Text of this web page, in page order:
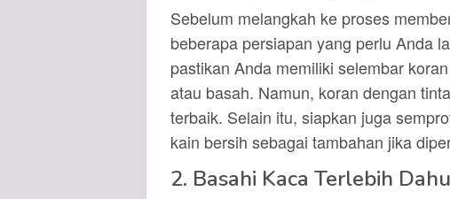
Sebelum melangkah ke proses
beberapa persiapan yang perlu Anda
pastikan Anda memiliki selembar
atau basah. Namun, koran dengan
terbaik. Selain itu, siapkan juga
kain bersih sebagai tambahan jika
2. Basahi Kaca Terlebih